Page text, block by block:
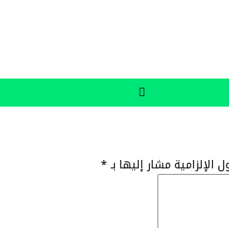
الإلزامية مشار إليها بـ*